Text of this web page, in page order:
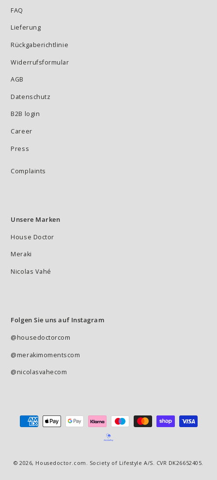
FAQ
Lieferung
Rückgaberichtlinie
Widerrufsformular
AGB
Datenschutz
B2B login
Career
Press
Complaints
Unsere Marken
House Doctor
Meraki
Nicolas Vahé
Folgen Sie uns auf Instagram
@housedoctorcom
@merakimomentscom
@nicolasvahecom
© 2026, Housedoctor.com . Society of Lifestyle A/S. CVR DK26652405.
Zahlungsmöglichkeiten